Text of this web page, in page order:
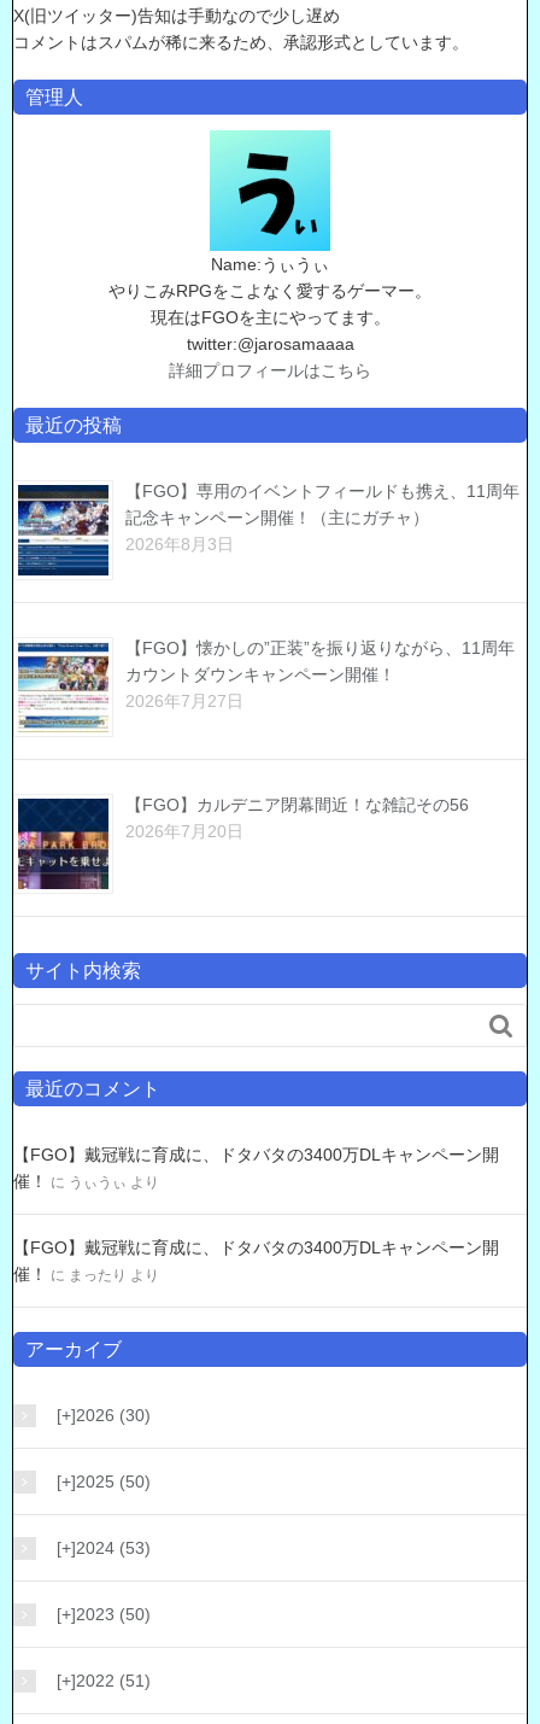
X(旧ツイッター)告知は手動なので少し遅め
コメントはスパムが稀に来るため、承認形式としています。
管理人
Name:うぃうぃ
やりこみRPGをこよなく愛するゲーマー。
現在はFGOを主にやってます。
twitter:@jarosamaaaa
詳細プロフィールはこちら
最近の投稿
【FGO】専用のイベントフィールドも携え、11周年
記念キャンペーン開催！（主にガチャ）
2026年8月3日
【FGO】懐かしの”正装”を振り返りながら、11周年
カウントダウンキャンペーン開催！
2026年7月27日
【FGO】カルデニア閉幕間近！な雑記その56
2026年7月20日
サイト内検索

最近のコメント
【FGO】戴冠戦に育成に、ドタバタの3400万DLキャンペーン開
催！
に うぃうぃ より
【FGO】戴冠戦に育成に、ドタバタの3400万DLキャンペーン開
催！
に まったり より
アーカイブ
[+]2026 (30)
[+]2025 (50)
[+]2024 (53)
[+]2023 (50)
[+]2022 (51)